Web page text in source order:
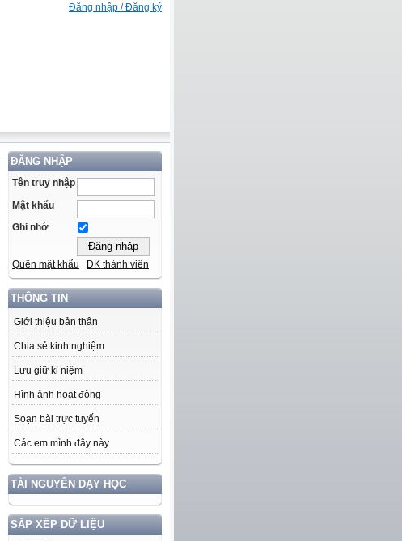
Đăng nhập / Đăng ký
ĐĂNG NHẬP
Tên truy nhập
Mật khẩu
Ghi nhớ
Quên mật khẩu ĐK thành viên
THÔNG TIN
Giới thiệu bản thân
Chia sẻ kinh nghiệm
Lưu giữ kỉ niệm
Hình ảnh hoạt động
Soạn bài trực tuyến
Các em mình đây này
TÀI NGUYÊN DẠY HỌC
SẮP XẾP DỮ LIỆU